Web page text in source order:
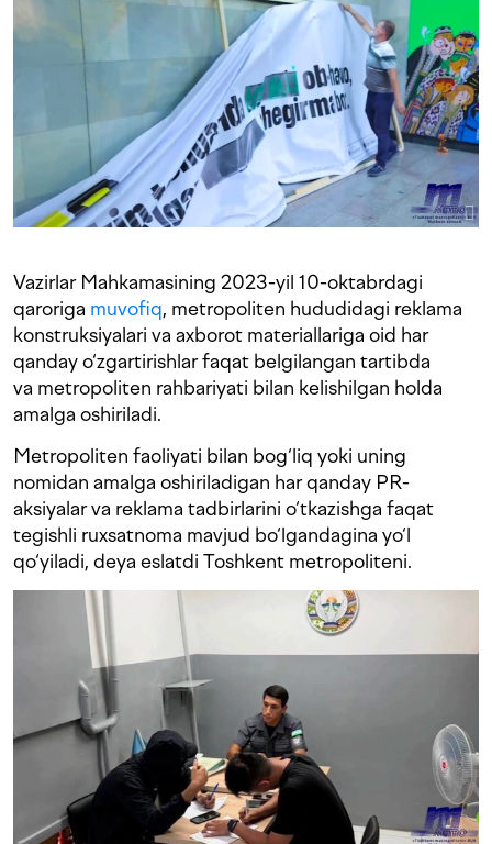
Vazirlar Mahkamasining 2023-yil 10-oktabrdagi
qaroriga muvofiq, metropoliten hududidagi reklama
konstruksiyalari va axborot materiallariga oid har
qanday o‘zgartirishlar faqat belgilangan tartibda
va metropoliten rahbariyati bilan kelishilgan holda
amalga oshiriladi.
Metropoliten faoliyati bilan bog‘liq yoki uning
nomidan amalga oshiriladigan har qanday PR-
aksiyalar va reklama tadbirlarini o‘tkazishga faqat
tegishli ruxsatnoma mavjud bo‘lgandagina yo‘l
qo‘yiladi, deya eslatdi Toshkent metropoliteni.